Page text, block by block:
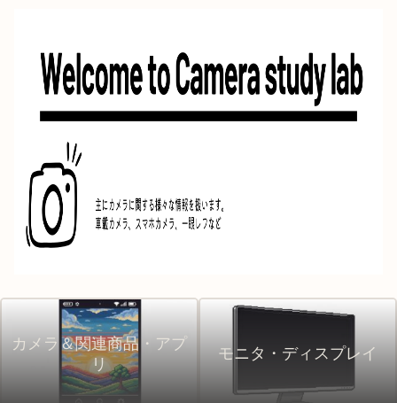
カメラ＆関連商品・アプ
リ
モニタ・ディスプレイ